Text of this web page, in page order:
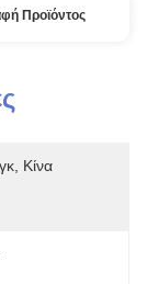
Προϊόντος
Κίνα